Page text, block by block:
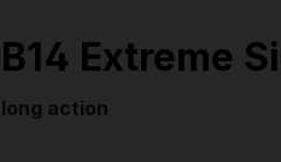
B14 Extreme
long action